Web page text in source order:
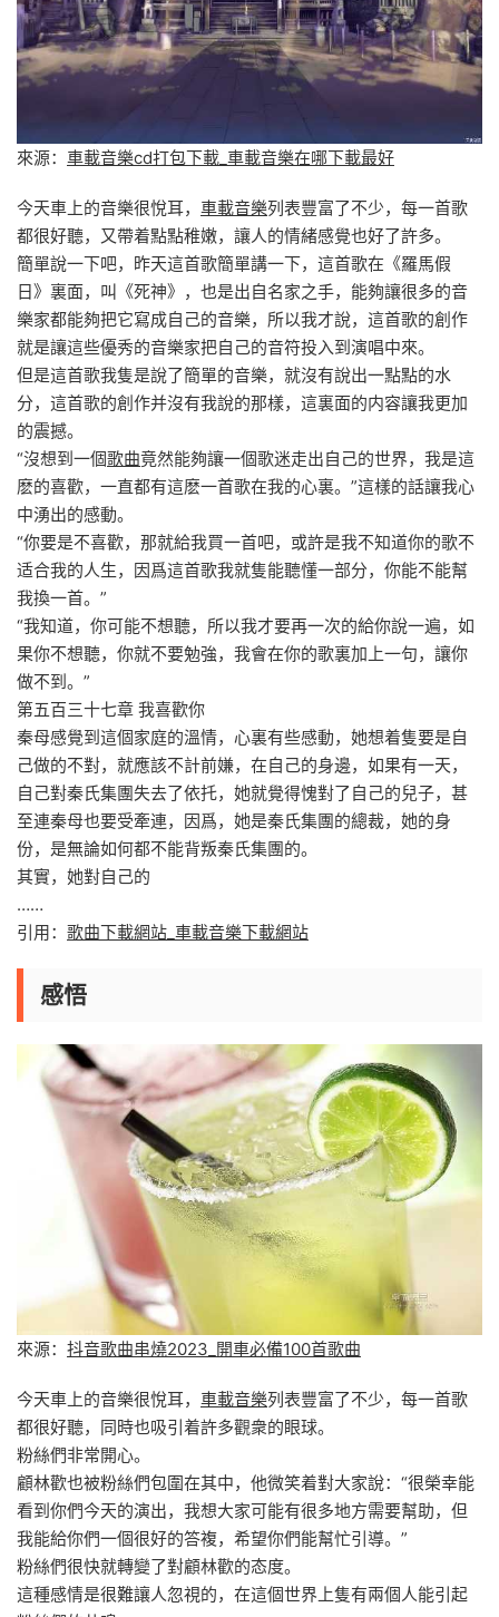
來源： 車載音樂cd打包下載_車載音樂在哪下載最好
今天車上的音樂很悅耳， 車載音樂列表豐富了不少，每一首歌
都很好聽，又帶着點點稚嫩，讓人的情緒感覺也好了許多。
簡單說一下吧，昨天這首歌簡單講一下，這首歌在《羅馬假
日》裏面，叫《死神》，也是出自名家之手，能夠讓很多的音
樂家都能夠把它寫成自己的音樂，所以我才說，這首歌的創作
就是讓這些優秀的音樂家把自己的音符投入到演唱中來。
但是這首歌我隻是說了簡單的音樂，就沒有說出一點點的水
分，這首歌的創作并沒有我說的那樣，這裏面的内容讓我更加
的震撼。
“沒想到一個歌曲竟然能夠讓一個歌迷走出自己的世界，我是這
麽的喜歡，一直都有這麽一首歌在我的心裏。”這樣的話讓我心
中湧出的感動。
“你要是不喜歡，那就給我買一首吧，或許是我不知道你的歌不
适合我的人生，因爲這首歌我就隻能聽懂一部分，你能不能幫
我換一首。”
“我知道，你可能不想聽，所以我才要再一次的給你說一遍，如
果你不想聽，你就不要勉強，我會在你的歌裏加上一句，讓你
做不到。”
第五百三十七章 我喜歡你
秦母感覺到這個家庭的溫情，心裏有些感動，她想着隻要是自
己做的不對，就應該不計前嫌，在自己的身邊，如果有一天，
自己對秦氏集團失去了依托，她就覺得愧對了自己的兒子，甚
至連秦母也要受牽連，因爲，她是秦氏集團的總裁，她的身
份，是無論如何都不能背叛秦氏集團的。
其實，她對自己的
……
引用： 歌曲下載網站_車載音樂下載網站
感悟
來源： 抖音歌曲串燒2023_開車必備100首歌曲
今天車上的音樂很悅耳， 車載音樂列表豐富了不少，每一首歌
都很好聽，同時也吸引着許多觀衆的眼球。
粉絲們非常開心。
顧林歡也被粉絲們包圍在其中，他微笑着對大家說：“很榮幸能
看到你們今天的演出，我想大家可能有很多地方需要幫助，但
我能給你們一個很好的答複，希望你們能幫忙引導。”
粉絲們很快就轉變了對顧林歡的态度。
這種感情是很難讓人忽視的，在這個世界上隻有兩個人能引起